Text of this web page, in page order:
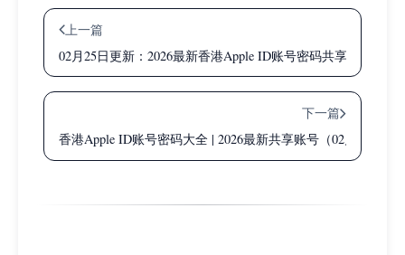
上一篇
02月25日更新：2026最新香港Apple ID账号密码共享
下一篇
香港Apple ID账号密码大全 | 2026最新共享账号（02月27日更